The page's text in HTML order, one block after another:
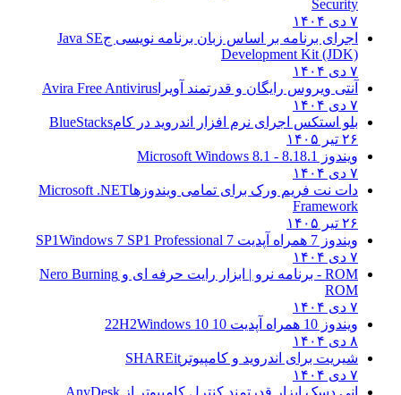
Security
۷ دی ۱۴۰۴
اجرای برنامه بر اساس زبان برنامه نویسی جJava SE
Development Kit (JDK)
۷ دی ۱۴۰۴
آنتی ویروس رایگان و قدرتمند آویرا Avira Free Antivirus
۷ دی ۱۴۰۴
بلو استکس اجرای نرم افزار اندروید در کامBlueStacks
۲۶ تیر ۱۴۰۵
ویندوز 8.1
8.1 - Microsoft Windows 8.1
۷ دی ۱۴۰۴
دات نت فریم ورک برای تمامی ویندوزهاMicrosoft .NET
Framework
۲۶ تیر ۱۴۰۵
ویندوز 7 همراه آپدیت 7 SP1
Windows 7 SP1 Professional
۷ دی ۱۴۰۴
ROM - برنامه نرو | ابزار رایت حرفه ای و
Nero Burning
ROM
۷ دی ۱۴۰۴
ویندوز 10 همراه آپدیت 10 22H2
Windows 10
۸ دی ۱۴۰۴
شیریت برای اندروید و کامپیوتر SHAREit
۷ دی ۱۴۰۴
انی دسک ابزار قدرتمند کنترل کامپیوتر از AnyDesk